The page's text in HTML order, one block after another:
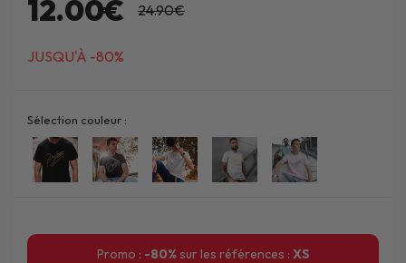
12.00€ 24.90€
JUSQU'À -80%
Sélection couleur :
Promo : -80%sur les références : XS